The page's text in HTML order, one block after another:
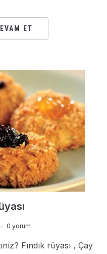
ET
0 yorum
Fındık rüyası , Çay